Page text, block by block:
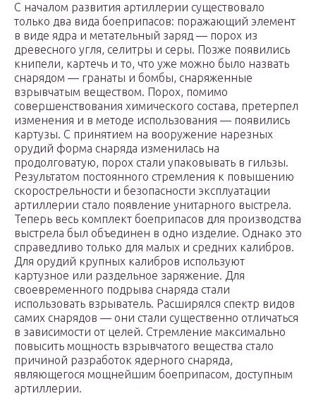
С началом развития артиллерии существовало
только два вида боеприпасов: поражающий элемент
в виде ядра и метательный заряд — порох из
древесного угля, селитры и серы. Позже появились
книпели, картечь и то, что уже можно было назвать
снарядом — гранаты и бомбы, снаряженные
взрывчатым веществом. Порох, помимо
совершенствования химического состава, претерпел
изменения и в методе использования — появились
картузы. С принятием на вооружение нарезных
орудий форма снаряда изменилась на
продолговатую, порох стали упаковывать в гильзы.
Результатом постоянного стремления к повышению
скорострельности и безопасности эксплуатации
артиллерии стало появление унитарного выстрела.
Теперь весь комплект боеприпасов для производства
выстрела был объединен в одно изделие. Однако это
справедливо только для малых и средних калибров.
Для орудий крупных калибров используют
картузное или раздельное заряжение. Для
своевременного подрыва снаряда стали
использовать взрыватель. Расширялся спектр видов
самих снарядов — они стали существенно отличаться
в зависимости от целей. Стремление максимально
повысить мощность взрывчатого вещества стало
причиной разработок ядерного снаряда,
являющегося мощнейшим боеприпасом, доступным
артиллерии.